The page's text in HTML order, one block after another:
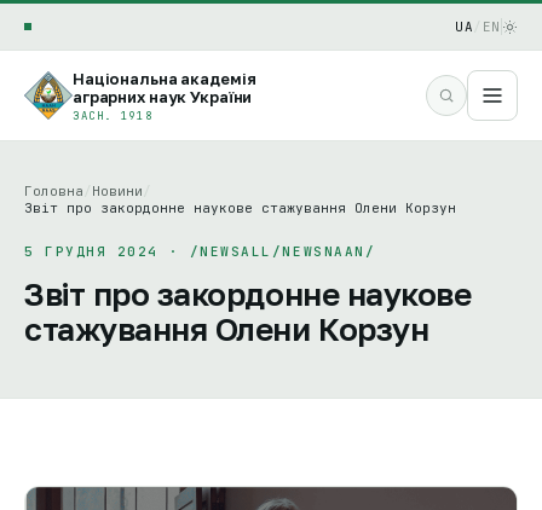
UA EN
Національна академія
аграрних наук України
ЗАСН. 1918
Головна Новини
Звіт про закордонне наукове стажування Олени Корзун
5 ГРУДНЯ 2024 · /NEWSALL/NEWSNAAN/
Звіт про закордонне наукове
стажування Олени Корзун